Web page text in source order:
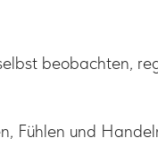
beobachten,
Fühlen und